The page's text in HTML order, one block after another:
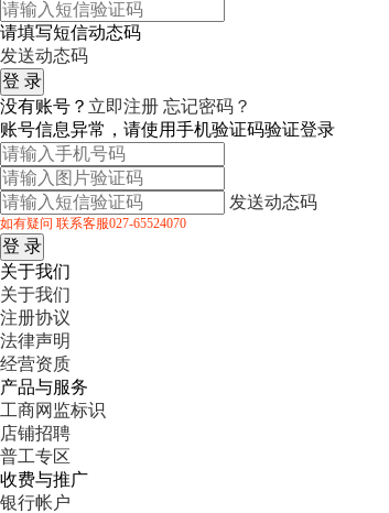
请填写短信动态码
发送动态码
没有账号？ 立即注册 忘记密码？
账号信息异常，请使用手机验证码验证登录
发送动态码
如有疑问 联系客服027-65524070
关于我们
关于我们
注册协议
法律声明
经营资质
产品与服务
工商网监标识
店铺招聘
普工专区
收费与推广
银行帐户